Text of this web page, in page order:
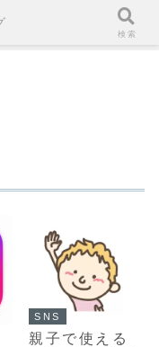
SNS
親子で使える
検索